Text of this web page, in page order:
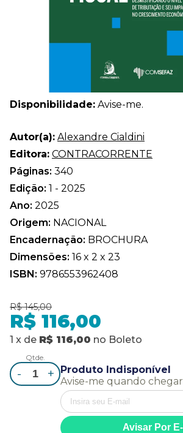
Disponibilidade: Avise-me.
Autor(a): Alexandre Cialdini
Editora: CONTRACORRENTE
Páginas: 340
Edição: 1 - 2025
Ano: 2025
Origem: NACIONAL
Encadernação: BROCHURA
Dimensões: 16 x 2 x 23
ISBN: 9786553962408
R$ 145,00
R$ 116,00
1 x de R$ 116,00 no Boleto
Qtde.
- +
Produto Indisponível
Avise-me quando chegar